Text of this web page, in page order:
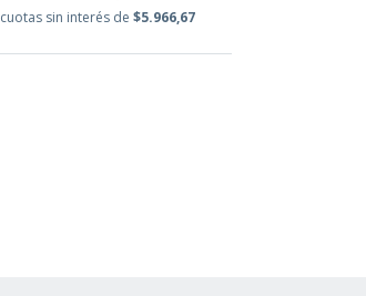
cuotas sin interés de $5.966,67